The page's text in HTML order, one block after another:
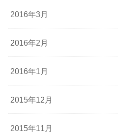
2016年3月
2016年2月
2016年1月
2015年12月
2015年11月